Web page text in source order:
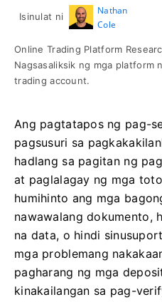
Isinulat ni
Nathan
Cole
Online Trading Platform
Nagsasaliksik ng mga platform
trading account.
Ang pagtatapos ng pag-
pagsusuri sa
hadlang sa pagitan ng
at paglalagay ng mga
humihinto ang mga
nawawalang dokumento,
na data, o hindi
mga problemang
pagharang ng mga
kinakailangan sa pag-